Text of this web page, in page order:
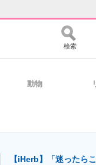
マーケ×ITの今がよく
検索
動物
【iHerb】「迷ったらこ